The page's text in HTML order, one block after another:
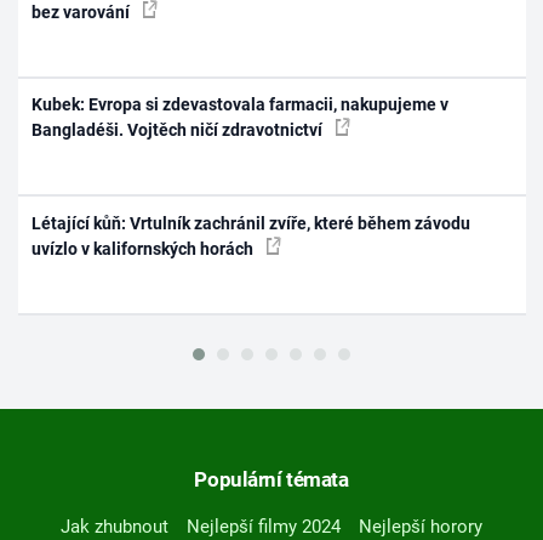
bez varování
Kubek: Evropa si zdevastovala farmacii, nakupujeme v
Bangladéši. Vojtěch ničí zdravotnictví
Létající kůň: Vrtulník zachránil zvíře, které během závodu
uvízlo v kalifornských horách
Populární témata
Jak zhubnout Nejlepší filmy 2024
Nejlepší horory